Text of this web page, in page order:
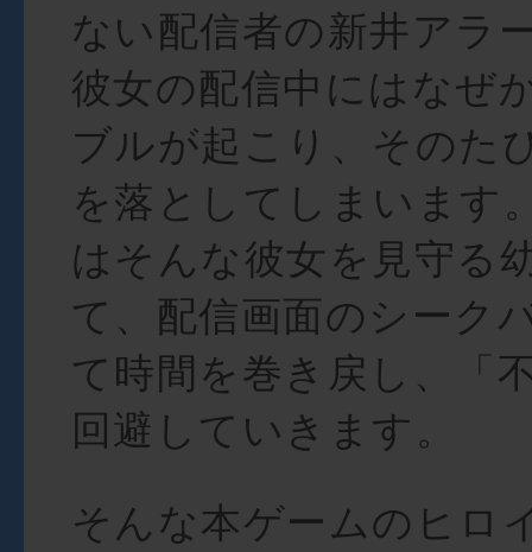
ない配信者の新井アラ
彼女の配信中にはなぜ
ブルが起こり、そのた
を落としてしまいます
はそんな彼女を見守る
て、配信画面のシーク
て時間を巻き戻し、「
回避していきます。
そんな本ゲームのヒロ